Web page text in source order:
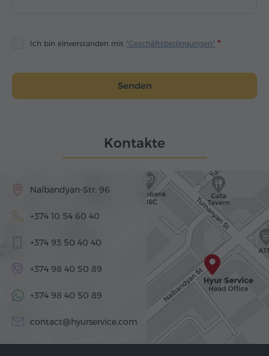
Ich bin einverstanden mit "Geschäftsbedingungen"
Senden
Kontakte
Nalbandyan-Str. 96
+374 10 54 60 40
+374 93 50 40 40
+374 98 40 50 89
+374 98 40 50 89
contact@hyurservice.com